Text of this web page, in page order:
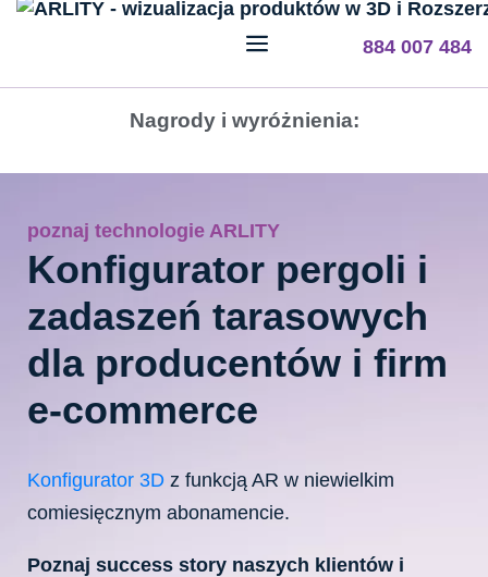
884 007 484
Nagrody i wyróżnienia:
poznaj technologie ARLITY
Konfigurator pergoli i
zadaszeń tarasowych
dla producentów i firm
e-commerce
Konfigurator 3D z funkcją AR w niewielkim
comiesięcznym abonamencie.
Poznaj success story naszych klientów i